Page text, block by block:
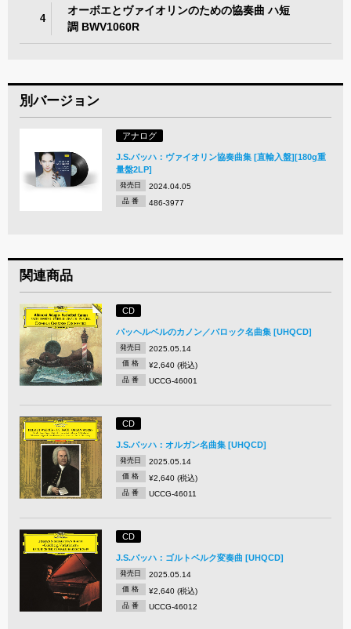
4
オーボエとヴァイオリンのための協奏曲 ハ短
調 BWV1060R
別バージョン
アナログ
J.S.バッハ：ヴァイオリン協奏曲集 [直輸入盤][180g重
量盤2LP]
発売日 2024.04.05
品 番 486-3977
関連商品
CD
パッヘルベルのカノン／バロック名曲集 [UHQCD]
発売日 2025.05.14
価 格 ¥2,640 (税込)
品 番 UCCG-46001
CD
J.S.バッハ：オルガン名曲集 [UHQCD]
発売日 2025.05.14
価 格 ¥2,640 (税込)
品 番 UCCG-46011
CD
J.S.バッハ：ゴルトベルク変奏曲 [UHQCD]
発売日 2025.05.14
価 格 ¥2,640 (税込)
品 番 UCCG-46012